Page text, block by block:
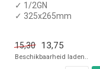
✓ 1/2GN
✓ 325x265mm
15,30
13,75
Beschikbaarheid laden..